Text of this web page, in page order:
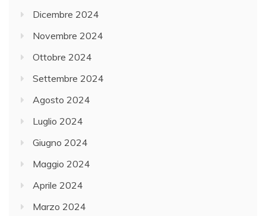
Dicembre 2024
Novembre 2024
Ottobre 2024
Settembre 2024
Agosto 2024
Luglio 2024
Giugno 2024
Maggio 2024
Aprile 2024
Marzo 2024